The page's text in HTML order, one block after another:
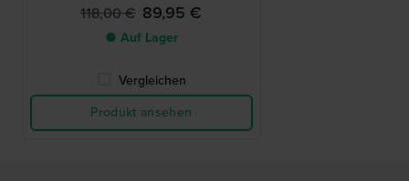
118,00 € 89,95 €
● Auf Lager
Vergleichen
Produkt ansehen